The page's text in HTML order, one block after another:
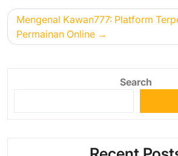
Mengenal Kawan777: Platform
Permainan Online
Search